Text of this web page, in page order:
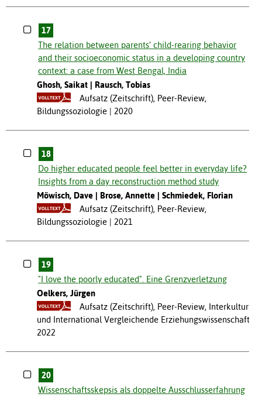
17
The relation between parents’ child-rearing behavior
and their socioeconomic status in a developing country
context: a case from West Bengal, India
Ghosh, Saikat
Rausch, Tobias
Aufsatz (Zeitschrift), Peer-Review,
Bildungssoziologie
2020
18
Do higher educated people feel better in everyday life?
Insights from a day reconstruction method study
Möwisch, Dave
Brose, Annette
Schmiedek, Florian
Aufsatz (Zeitschrift), Peer-Review,
Bildungssoziologie
2021
19
"I love the poorly educated". Eine Grenzverletzung
Oelkers, Jürgen
Aufsatz (Zeitschrift), Peer-Review,
und International Vergleichende Erziehungswissenschaft
2022
20
Wissenschaftsskepsis als doppelte Ausschlusserfahrung